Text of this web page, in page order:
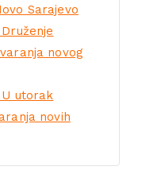
Sarajevo
novog
U utorak
novih